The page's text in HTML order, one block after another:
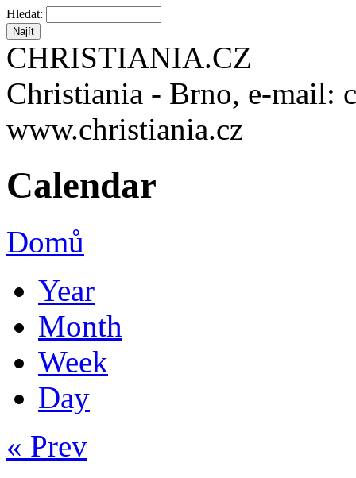
Hledat:
CHRISTIANIA.CZ
Christiania - Brno, e-mail:
www.christiania.cz
Calendar
Domů
Year
Month
Week
Day
« Prev